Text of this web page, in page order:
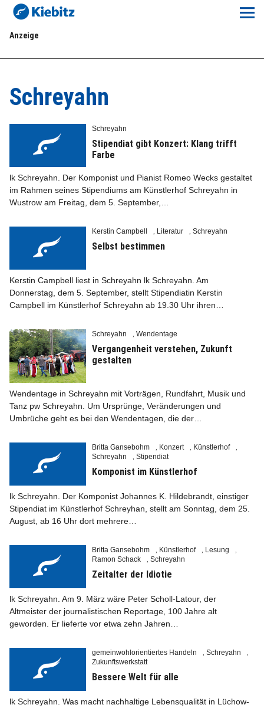
Kiebitz-Online
Veranstaltungskalender
Anzeigenpreise
Meine Region Online
Elbeflirt
Unser Team
Info
Anzeige
Schreyahn
Schreyahn
Stipendiat gibt Konzert: Klang trifft
Farbe
lk Schreyahn. Der Komponist und Pianist Romeo Wecks gestaltet
im Rahmen seines Stipendiums am Künstlerhof Schreyahn in
Wustrow am Freitag, dem 5. September,…
Kerstin Campbell Literatur ,Schreyahn
Selbst bestimmen
Kerstin Campbell liest in Schreyahn lk Schreyahn. Am
Donnerstag, dem 5. September, stellt Stipendiatin Kerstin
Campbell im Künstlerhof Schreyahn ab 19.30 Uhr ihren…
Schreyahn ,Wendentage
Vergangenheit verstehen, Zukunft
gestalten
Wendentage in Schreyahn mit Vorträgen, Rundfahrt, Musik und
Tanz pw Schreyahn. Um Ursprünge, Veränderungen und
Umbrüche geht es bei den Wendentagen, die der…
Britta Gansebohm Konzert Künstlerhof
Schreyahn ,Stipendiat
Komponist im Künstlerhof
lk Schreyahn. Der Komponist Johannes K. Hildebrandt, einstiger
Stipendiat im Künstlerhof Schreyhan, stellt am Sonntag, dem 25.
August, ab 16 Uhr dort mehrere…
Britta Gansebohm Künstlerhof Lesung
Ramon Schack ,Schreyahn
Zeitalter der Idiotie
lk Schreyahn. Am 9. März wäre Peter Scholl-Latour, der
Altmeister der journalistischen Reportage, 100 Jahre alt
geworden. Er lieferte vor etwa zehn Jahren…
gemeinwohlorientiertes Handeln ,Schreyahn ,
Zukunftswerkstatt
Bessere Welt für alle
lk Schreyahn. Was macht nachhaltige Lebensqualität in Lüchow-